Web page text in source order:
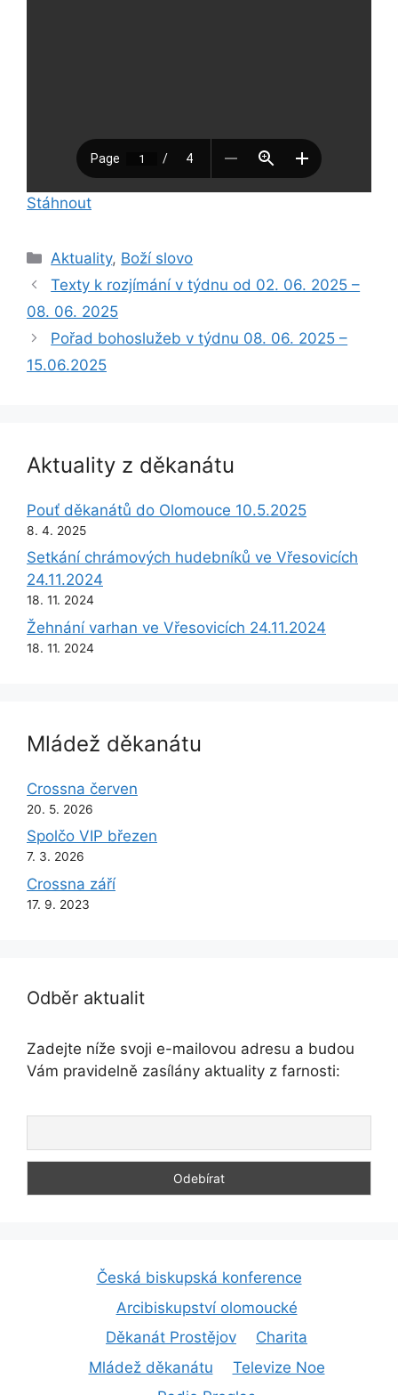
Stáhnout
Rubriky
Aktuality, Boží slovo
Texty k rozjímání v týdnu od 02. 06. 2025 –
08. 06. 2025
Pořad bohoslužeb v týdnu 08. 06. 2025 –
15.06.2025
Aktuality z děkanátu
Pouť děkanátů do Olomouce 10.5.2025
8. 4. 2025
Setkání chrámových hudebníků ve Vřesovicích
24.11.2024
18. 11. 2024
Žehnání varhan ve Vřesovicích 24.11.2024
18. 11. 2024
Mládež děkanátu
Crossna červen
20. 5. 2026
Spolčo VIP březen
7. 3. 2026
Crossna září
17. 9. 2023
Odběr aktualit
Zadejte níže svoji e-mailovou adresu a budou
Vám pravidelně zasílány aktuality z farnosti:
Česká biskupská konference
Arcibiskupství olomoucké
Děkanát Prostějov
Charita
Mládež děkanátu
Televize Noe